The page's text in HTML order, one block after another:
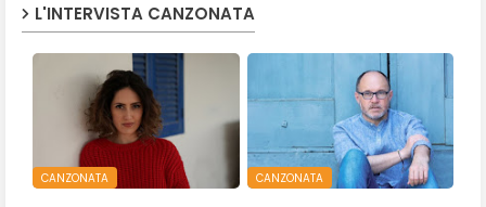
L'INTERVISTA CANZONATA
CANZONATA CANZONATA